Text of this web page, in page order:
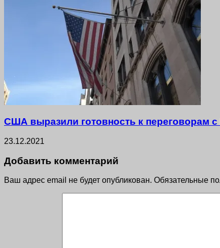
США выразили готовность к переговорам
23.12.2021
Добавить комментарий
Ваш адрес email не будет опубликован. Обязательные